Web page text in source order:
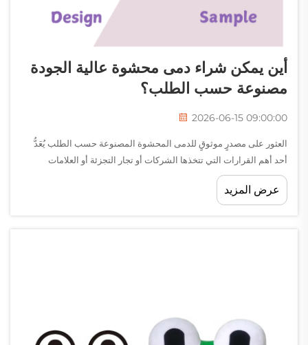
أين يمكن شراء دمى محشوة عالية الجودة
مصنوعة حسب الطلب؟
2026-06-15 09:00:00
العثور على مصدرٍ موثوقٍ للدمى المحشوة المصنوعة حسب الطلب يُعَدُّ
أحد أهم القرارات التي تتخذها الشركات أو تجار التجزئة أو العلامات
التجارية عند تطوير خط منتجات الدمى الناعمة. سواء كنت علامة تجارية
متخصصة في ألعاب الأطفال تخطط لإطلاق شخصية مميزة، أو شركة...
عرض المزيد